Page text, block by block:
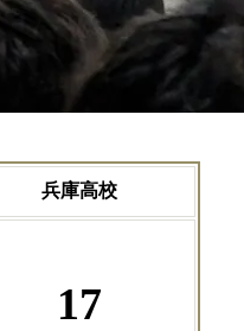
兵庫高校
17